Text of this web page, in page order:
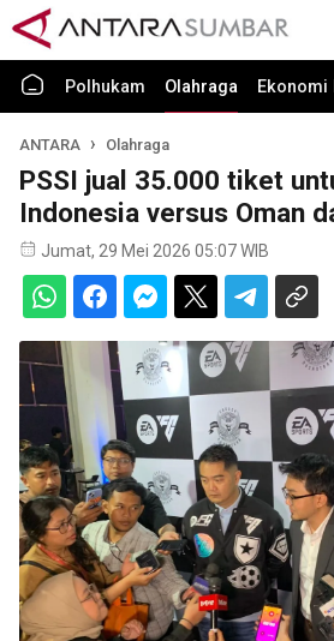
Polhukam Olahraga Ekonomi
ANTARA Olahraga
PSSI jual 35.000 tiket
Indonesia versus Oman
Jumat, 29 Mei 2026 05:07 WIB